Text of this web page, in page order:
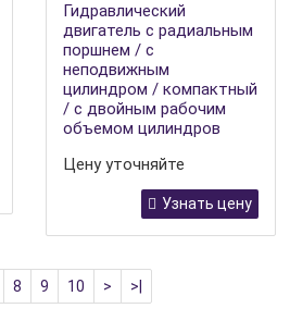
Гидравлический
двигатель с радиальным
поршнем / с
неподвижным
цилиндром / компактный
/ с двойным рабочим
объемом цилиндров
Цену уточняйте
Узнать цену
8 9 10 > >|